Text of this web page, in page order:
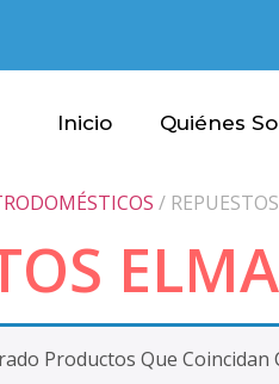
Inicio Quiénes
/
ELMA
Productos Que Coincidan